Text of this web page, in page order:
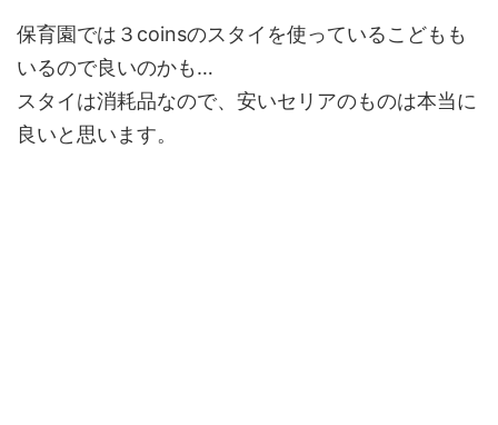
保育園では３coinsのスタイを使っているこどもも
いるので良いのかも…
スタイは消耗品なので、安いセリアのものは本当に
良いと思います。